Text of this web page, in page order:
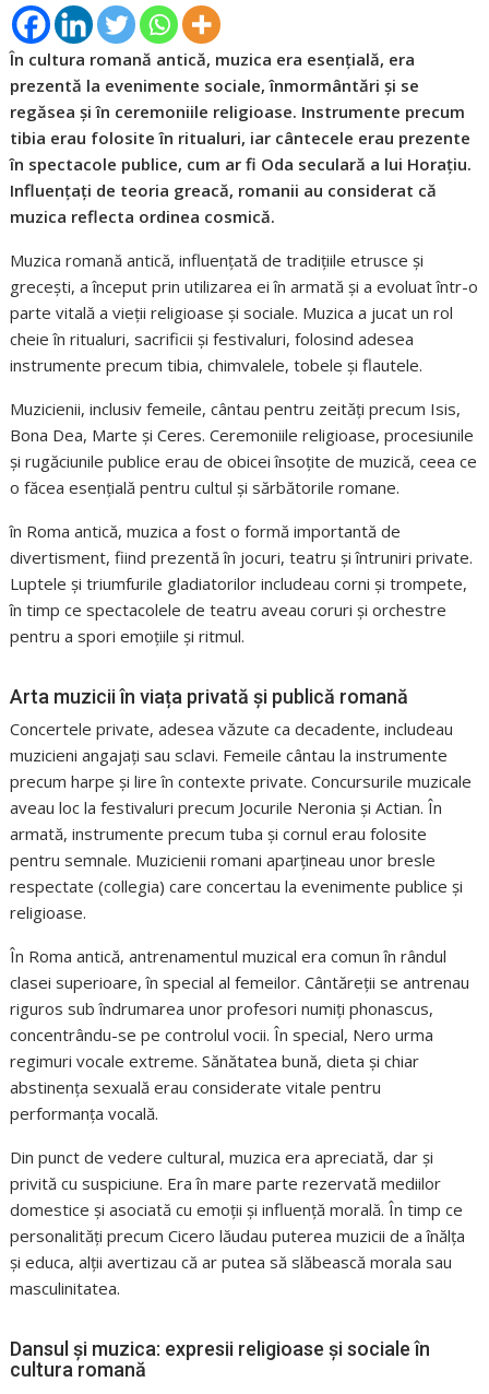
În cultura romană antică, muzica era esențială, era
prezentă la evenimente sociale, înmormântări și se
regăsea și în ceremoniile religioase. Instrumente precum
tibia erau folosite în ritualuri, iar cântecele erau prezente
în spectacole publice, cum ar fi Oda seculară a lui Horațiu.
Influențați de teoria greacă, romanii au considerat că
muzica reflecta ordinea cosmică.
Muzica romană antică, influențată de tradițiile etrusce și
grecești, a început prin utilizarea ei în armată și a evoluat într-o
parte vitală a vieții religioase și sociale. Muzica a jucat un rol
cheie în ritualuri, sacrificii și festivaluri, folosind adesea
instrumente precum tibia, chimvalele, tobele și flautele.
Muzicienii, inclusiv femeile, cântau pentru zeități precum Isis,
Bona Dea, Marte și Ceres. Ceremoniile religioase, procesiunile
și rugăciunile publice erau de obicei însoțite de muzică, ceea ce
o făcea esențială pentru cultul și sărbătorile romane.
în Roma antică, muzica a fost o formă importantă de
divertisment, fiind prezentă în jocuri, teatru și întruniri private.
Luptele și triumfurile gladiatorilor includeau corni și trompete,
în timp ce spectacolele de teatru aveau coruri și orchestre
pentru a spori emoțiile și ritmul.
Arta muzicii în viața privată și publică romană
Concertele private, adesea văzute ca decadente, includeau
muzicieni angajați sau sclavi. Femeile cântau la instrumente
precum harpe și lire în contexte private. Concursurile muzicale
aveau loc la festivaluri precum Jocurile Neronia și Actian. În
armată, instrumente precum tuba și cornul erau folosite
pentru semnale. Muzicienii romani aparțineau unor bresle
respectate (collegia) care concertau la evenimente publice și
religioase.
În Roma antică, antrenamentul muzical era comun în rândul
clasei superioare, în special al femeilor. Cântăreții se antrenau
riguros sub îndrumarea unor profesori numiți phonascus,
concentrându-se pe controlul vocii. În special, Nero urma
regimuri vocale extreme. Sănătatea bună, dieta și chiar
abstinența sexuală erau considerate vitale pentru
performanța vocală.
Din punct de vedere cultural, muzica era apreciată, dar și
privită cu suspiciune. Era în mare parte rezervată mediilor
domestice și asociată cu emoții și influență morală. În timp ce
personalități precum Cicero lăudau puterea muzicii de a înălța
și educa, alții avertizau că ar putea să slăbească morala sau
masculinitatea.
Dansul și muzica: expresii religioase și sociale în
cultura romană